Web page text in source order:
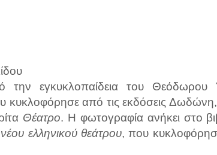
την εγκυκλοπαίδεια του Θεόδωρου
κυκλοφόρησε από τις εκδόσεις
Θέατρο. Η φωτογραφία ανήκει στο
ελληνικού θεάτρου, που